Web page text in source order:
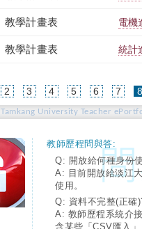
教學計畫表 電機
教學計畫表 統計
2 3 4 5 6 7
Tamkang University Teacher
教師歷程問與答:
Q: 開放給何種身份
A: 目前開放給淡江
使用。
Q: 資料不完整(正確
A: 教師歷程系統介
含某些「CSV匯入